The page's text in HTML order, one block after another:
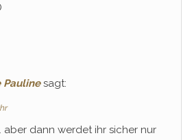
Pauline sagt:
aber dann werdet ihr sicher nur